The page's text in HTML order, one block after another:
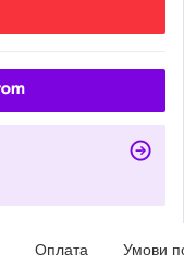
Оплата Умови